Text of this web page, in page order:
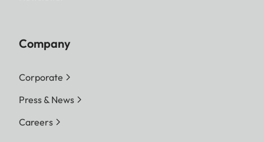
Company
Corporate
Press & News
Careers